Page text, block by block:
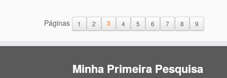
Páginas
1 2 3 4 5 6 7 8 9
Minha Primeira Pesquisa